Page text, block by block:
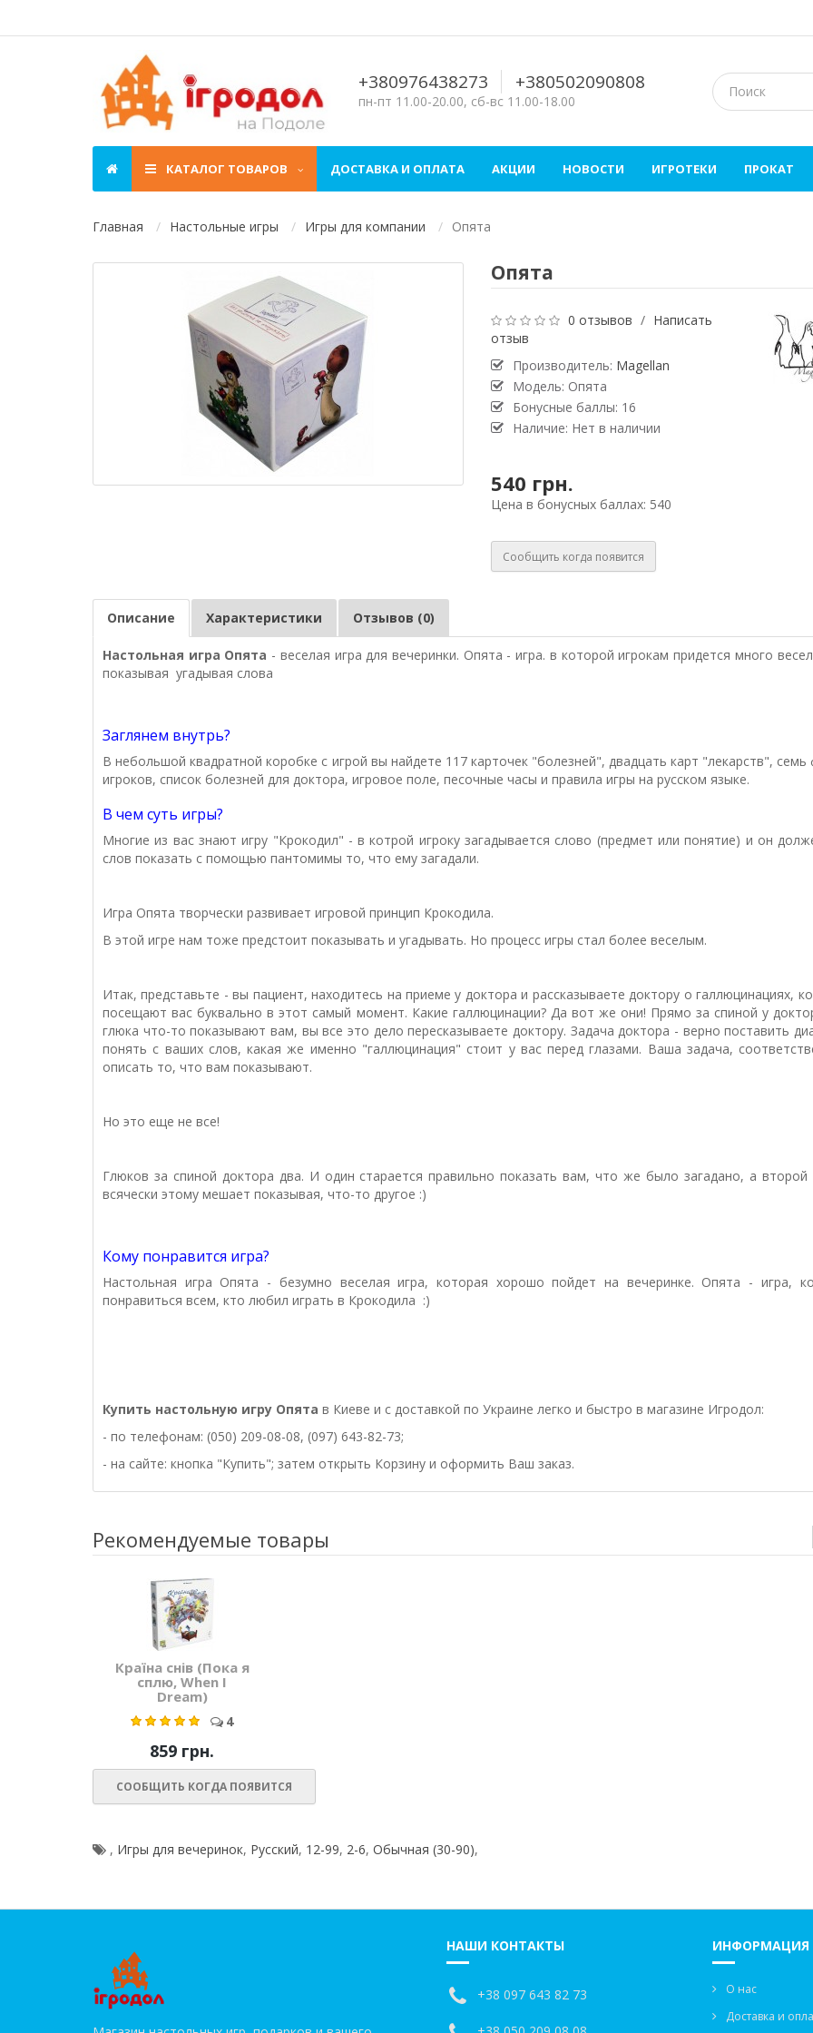
+380976438273 +380502090808
пн-пт 11.00-20.00, сб-вс 11.00-18.00
КАТАЛОГ ТОВАРОВ ДОСТАВКА И ОПЛАТА АКЦИИ НОВОСТИ ИГРОТЕКИ ПРОКАТ
Главная Настольные игры Игры для компании Опята
Опята
0 отзывов / Написать
отзыв
Производитель: Magellan
Модель: Опята
Бонусные баллы: 16
Наличие: Нет в наличии
540 грн.
Цена в бонусных баллах: 540
Сообщить когда появится
Описание Характеристики Отзывов (0)
Настольная игра Опята - веселая игра для вечеринки. Опята - игра. в которой игрокам придется много
показывая угадывая слова
Заглянем внутрь?
В небольшой квадратной коробке с игрой вы найдете 117 карточек "болезней", двадцать карт "лекарств",
игроков, список болезней для доктора, игровое поле, песочные часы и правила игры на русском языке.
В чем суть игры?
Многие из вас знают игру "Крокодил" - в котрой игроку загадывается слово (предмет или понятие) и он
слов показать с помощью пантомимы то, что ему загадали.
Игра Опята творчески развивает игровой принцип Крокодила.
В этой игре нам тоже предстоит показывать и угадывать. Но процесс игры стал более веселым.
Итак, представьте - вы пациент, находитесь на приеме у доктора и рассказываете доктору о галлюцинациях,
посещают вас буквально в этот самый момент. Какие галлюцинации? Да вот же они! Прямо за спиной у
глюка что-то показывают вам, вы все это дело пересказываете доктору. Задача доктора - верно поставить
понять с ваших слов, какая же именно "галлюцинация" стоит у вас перед глазами. Ваша задача,
описать то, что вам показывают.
Но это еще не все!
Глюков за спиной доктора два. И один старается правильно показать вам, что же было загадано, а второй
всячески этому мешает показывая, что-то другое :)
Кому понравится игра?
Настольная игра Опята - безумно веселая игра, которая хорошо пойдет на вечеринке. Опята - игра,
понравиться всем, кто любил играть в Крокодила :)
Купить настольную игру Опята в Киеве и с доставкой по Украине легко и быстро в магазине Игродол:
- по телефонам: (050) 209-08-08, (097) 643-82-73;
- на сайте: кнопка "Купить"; затем открыть Корзину и оформить Ваш заказ.
Рекомендуемые товары
Країна снів (Пока я
сплю, When I
Dream)
4
859 грн.
СООБЩИТЬ КОГДА ПОЯВИТСЯ
, Игры для вечеринок, Русский, 12-99, 2-6, Обычная (30-90),
НАШИ КОНТАКТЫ
+38 097 643 82 73
ИНФОРМАЦИЯ
О нас
Доставка и